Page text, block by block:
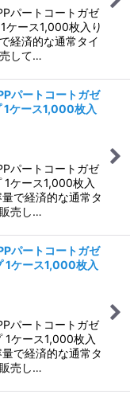
パートコートガゼ
ケース1,000枚入り
経済的な通常タイ
して…
パートコートガゼ
1ケース1,000枚入
パートコートガゼ
1ケース1,000枚入
で経済的な通常タ
売し…
パートコートガゼ
1ケース1,000枚入
パートコートガゼ
1ケース1,000枚入
で経済的な通常タ
売し…